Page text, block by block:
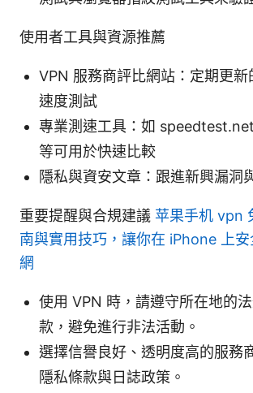
使用者工具與資源推薦
VPN 服務商評比網站：定期更新
速度測試
專業測速工具：如
等可用於快速比較
隱私與資安文章：跟進新興漏洞
重要提醒與合規建議 苹果手机 vpn
南與實用技巧，讓你在 iPhone 上
網
使用 VPN 時，請遵守所在地的
款，避免進行非法活動。
選擇信譽良好、透明度高的服務
隱私條款與日誌政策。